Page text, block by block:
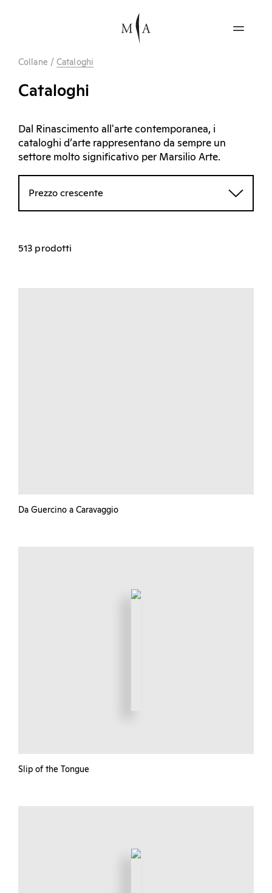
Collane /Cataloghi
Cataloghi
Dal Rinascimento all'arte contemporanea, i
cataloghi d’arte rappresentano da sempre un
settore molto significativo per Marsilio Arte.
Prezzo crescente
513 prodotti
Da Guercino a Caravaggio
Slip of the Tongue